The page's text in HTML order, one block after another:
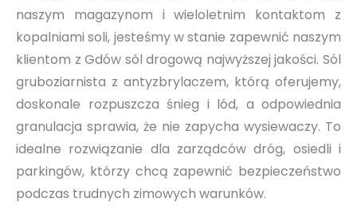
naszym magazynom i wieloletnim kontaktom z
kopalniami soli, jesteśmy w stanie zapewnić naszym
klientom z Gdów sól drogową najwyższej jakości. Sól
gruboziarnista z antyzbrylaczem, którą oferujemy,
doskonale rozpuszcza śnieg i lód, a odpowiednia
granulacja sprawia, że nie zapycha wysiewaczy. To
idealne rozwiązanie dla zarządców dróg, osiedli i
parkingów, którzy chcą zapewnić bezpieczeństwo
podczas trudnych zimowych warunków.